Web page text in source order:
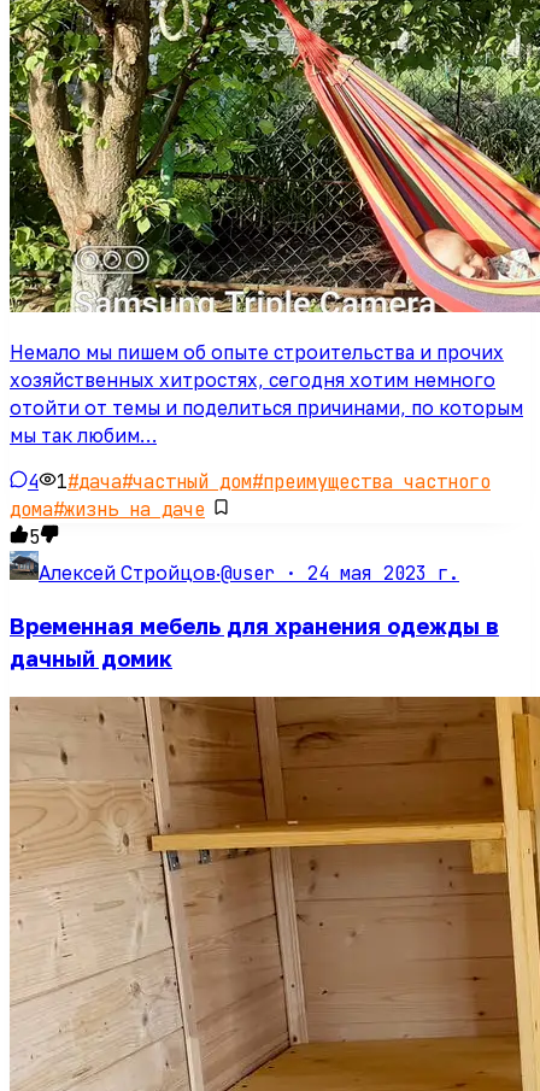
Немало мы пишем об опыте строительства и прочих
хозяйственных хитростях, сегодня хотим немного
отойти от темы и поделиться причинами, по которым
мы так любим…
4 1#дача#частный дом#преимущества частного
дома#жизнь на даче
5
Алексей Стройцов·@user · 24 мая 2023 г.
Временная мебель для хранения одежды в
дачный домик